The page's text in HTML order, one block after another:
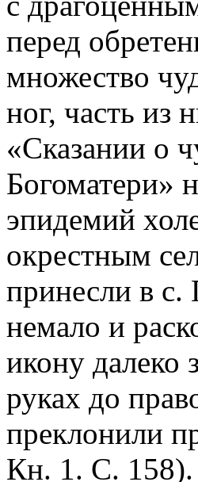
перед
множество
ног, часть из
«Сказании о
Богоматери»
эпидемий
окрестным
принесли в
немало и
икону далеко
руках до
преклонили
Кн. 1. С. 158).